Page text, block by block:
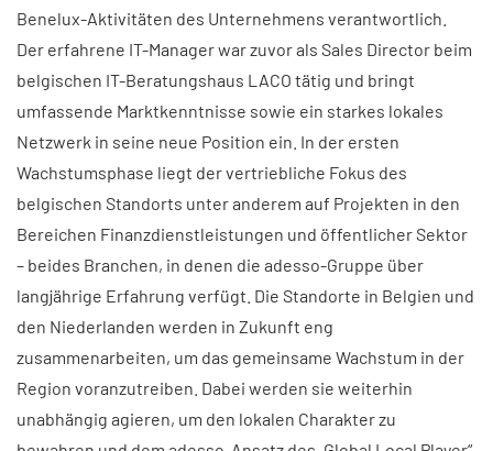
Benelux-Aktivitäten des Unternehmens verantwortlich.
Der erfahrene IT-Manager war zuvor als Sales Director beim
belgischen IT-Beratungshaus LACO tätig und bringt
umfassende Marktkenntnisse sowie ein starkes lokales
Netzwerk in seine neue Position ein. In der ersten
Wachstumsphase liegt der vertriebliche Fokus des
belgischen Standorts unter anderem auf Projekten in den
Bereichen Finanzdienstleistungen und öffentlicher Sektor
– beides Branchen, in denen die adesso-Gruppe über
langjährige Erfahrung verfügt. Die Standorte in Belgien und
den Niederlanden werden in Zukunft eng
zusammenarbeiten, um das gemeinsame Wachstum in der
Region voranzutreiben. Dabei werden sie weiterhin
unabhängig agieren, um den lokalen Charakter zu